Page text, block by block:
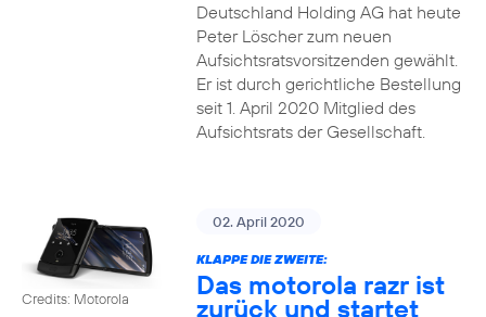
Deutschland Holding AG hat heute
Peter Löscher zum neuen
Aufsichtsratsvorsitzenden gewählt.
Er ist durch gerichtliche Bestellung
seit 1. April 2020 Mitglied des
Aufsichtsrats der Gesellschaft.
Credits: Motorola
02. April 2020
KLAPPE DIE ZWEITE:
Das motorola razr ist
zurück und startet